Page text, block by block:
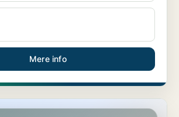
Mere info